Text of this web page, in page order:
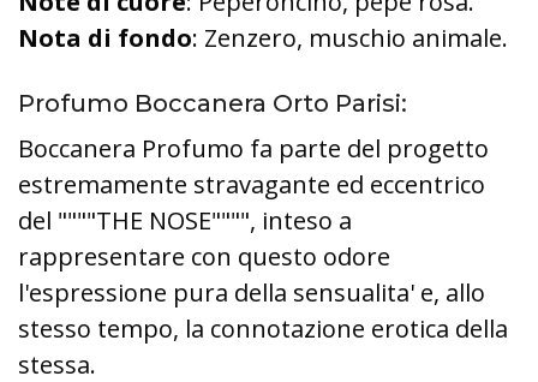
Nota di fondo: Zenzero, muschio animale.
Profumo Boccanera Orto Parisi:
Boccanera Profumo fa parte del progetto
estremamente stravagante ed eccentrico
del """"THE NOSE"""", inteso a
rappresentare con questo odore
l'espressione pura della sensualita' e, allo
stesso tempo, la connotazione erotica della
stessa.